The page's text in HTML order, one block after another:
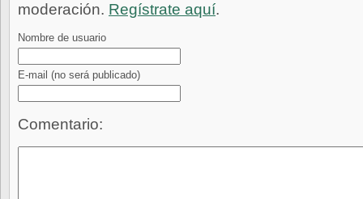
moderación. Regístrate aquí.
Nombre de usuario
E-mail (no será publicado)
Comentario: